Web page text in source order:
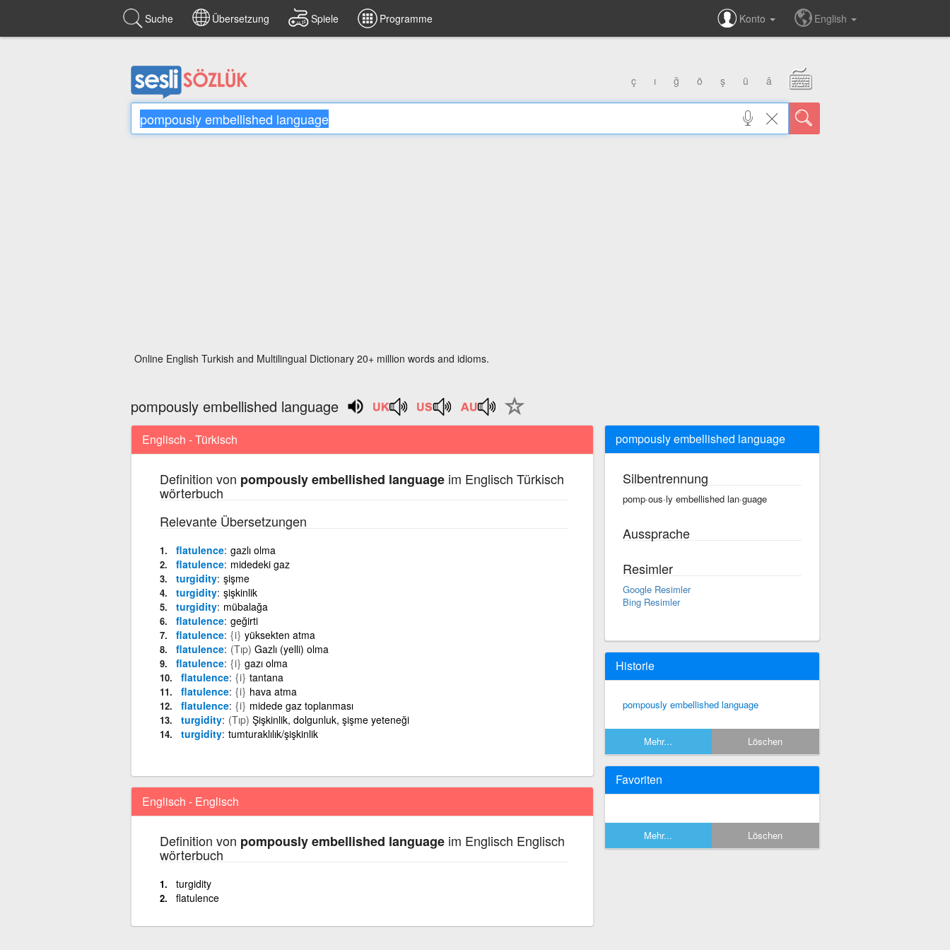
Suche Übersetzung Spiele Programme Konto English
ç ı ğ ö ş ü â
Online English Turkish and Multilingual Dictionary 20+ million words and idioms.
pompously embellished language
Englisch - Türkisch
Definition von pompously embellished languageim Englisch Türkisch
wörterbuch
Relevante Übersetzungen
flatulence gazlı olma
flatulence midedeki gaz
turgidity şişme
turgidity şişkinlik
turgidity mübalağa
flatulence geğirti
flatulence {i} yüksekten atma
flatulence (Tıp) Gazlı (yelli) olma
flatulence {i} gazı olma
flatulence {i} tantana
flatulence {i} hava atma
flatulence {i} midede gaz toplanması
turgidity (Tıp) Şişkinlik, dolgunluk, şişme yeteneği
turgidity tumturaklılık/şişkinlik
Englisch - Englisch
Definition von pompously embellished languageim Englisch Englisch
wörterbuch
turgidity
flatulence
pompously embellished language
Silbentrennung
pomp·ous·ly embellished lan·guage
Aussprache
Resimler
Google Resimler
Bing Resimler
Historie
pompously embellished language
Mehr... Löschen
Favoriten
Mehr... Löschen